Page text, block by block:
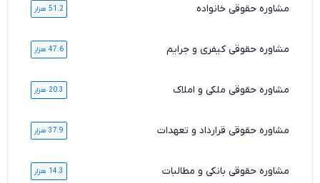
مشاوره حقوقی خانواده 51.2 هزار
مشاوره حقوقی کیفری و جرایم 47.6 هزار
مشاوره حقوقی ملکی و املاک 20.3 هزار
مشاوره حقوقی قرارداد و تعهدات 37.9 هزار
مشاوره حقوقی بانکی و مطالبات 14.3 هزار